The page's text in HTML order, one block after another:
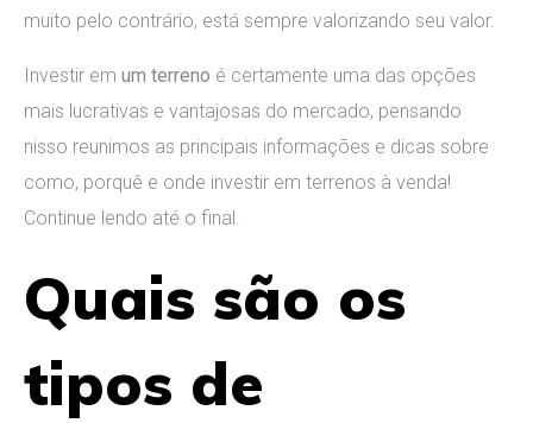
muito pelo contrário, está sempre valorizando seu valor.
Investir em um terreno é certamente uma das opções
mais lucrativas e vantajosas do mercado, pensando
nisso reunimos as principais informações e dicas sobre
como, porquê e onde investir em terrenos à venda!
Continue lendo até o final.
Quais são os
tipos de